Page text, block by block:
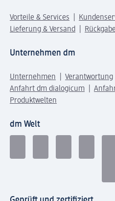
Vorteile & Services
Lieferung & Versand
Unternehmen dm
Unternehmen Verantwortung
Anfahrt dm dialogicum
Produktwelten
dm Welt